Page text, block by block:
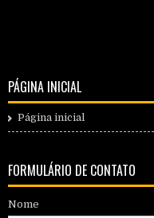
PÁGINA INICIAL
Página inicial
FORMULÁRIO DE CONTATO
Nome